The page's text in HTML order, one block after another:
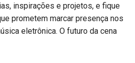
inspirações e projetos, e fique
prometem marcar presença nos
eletrônica. O futuro da cena